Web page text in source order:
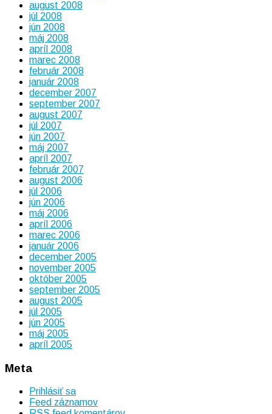
august 2008
júl 2008
jún 2008
máj 2008
apríl 2008
marec 2008
február 2008
január 2008
december 2007
september 2007
august 2007
júl 2007
jún 2007
máj 2007
apríl 2007
február 2007
august 2006
júl 2006
jún 2006
máj 2006
apríl 2006
marec 2006
január 2006
december 2005
november 2005
október 2005
september 2005
august 2005
júl 2005
jún 2005
máj 2005
apríl 2005
Meta
Prihlásiť sa
Feed záznamov